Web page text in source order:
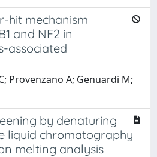
hit mechanism
and NF2 in
associated
Provenzano A; Genuardi M;
by denaturing
liquid chromatography
melting analysis